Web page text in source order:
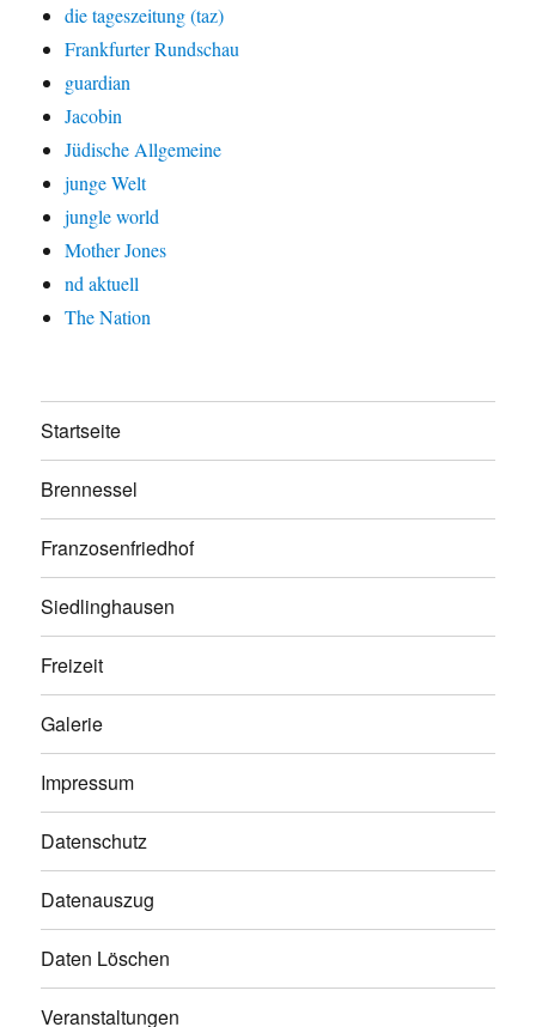
die tageszeitung (taz)
Frankfurter Rundschau
guardian
Jacobin
Jüdische Allgemeine
junge Welt
jungle world
Mother Jones
nd aktuell
The Nation
Startseite
Brennessel
Franzosenfriedhof
Siedlinghausen
Freizeit
Galerie
Impressum
Datenschutz
Datenauszug
Daten Löschen
Veranstaltungen